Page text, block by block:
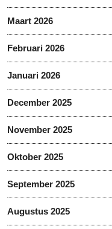
Maart 2026
Februari 2026
Januari 2026
December 2025
November 2025
Oktober 2025
September 2025
Augustus 2025